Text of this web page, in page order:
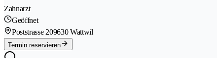
Zahnarzt
Geöffnet
Poststrasse 209630 Wattwil
Termin reservieren